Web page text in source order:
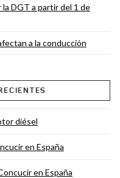
DGT a partir del 1 de
a la conducción
diésel
en España
en España